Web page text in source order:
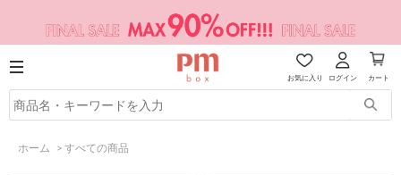
お気に入り ログイン カート
ホーム > すべての商品